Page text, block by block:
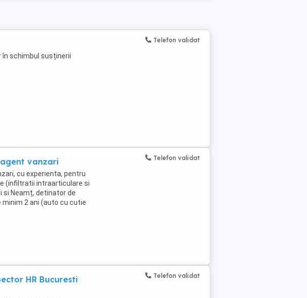
schimbul susținerii
Telefon validat
vanzari
cu experienta, pentru
(infiltratii intraarticulare si
si Neamț, detinator de
2 ani (auto cu cutie
Telefon validat
HR Bucuresti
Telefon validat